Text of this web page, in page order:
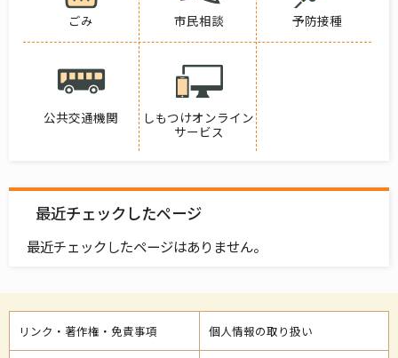
ごみ 市民相談 予防接種
公共交通機関
しもつけオンライン
サービス
最近チェックしたページ
最近チェックしたページはありません。
リンク・著作権・免責事項 個人情報の取り扱い